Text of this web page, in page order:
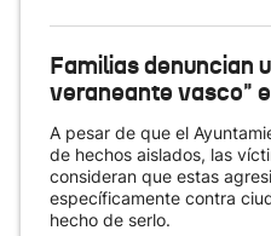
Familias denuncian
veraneante vasco"
A pesar de que el
de hechos aislados, las
consideran que estas
específicamente contra
hecho de serlo.